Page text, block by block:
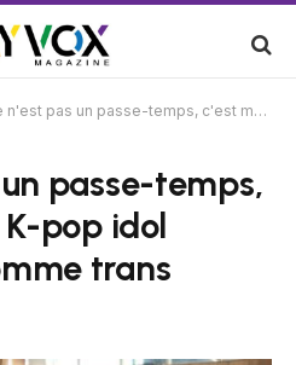
pas un passe-temps, c'est ma vie »: K-pop idol Cherry sort comme trans
passe-temps,
pop idol
trans